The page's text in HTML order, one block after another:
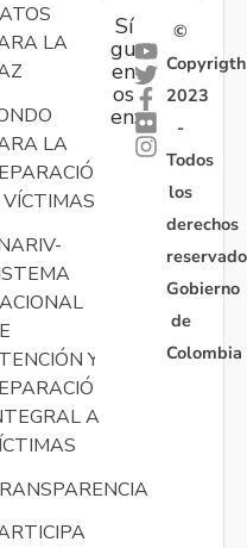
LA
LA
Y
A
Sí
gu
en
os
en:
©
Copyrigth
2023
-
Todos
los
derechos
Gobierno
de
Colombia